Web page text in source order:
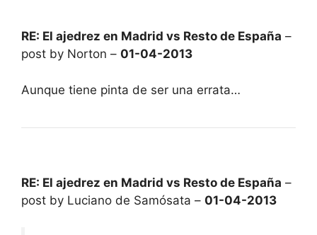
RE: El ajedrez en Madrid vs Resto de España –
post by Norton – 01-04-2013
Aunque tiene pinta de ser una errata…
RE: El ajedrez en Madrid vs Resto de España –
post by Luciano de Samósata – 01-04-2013